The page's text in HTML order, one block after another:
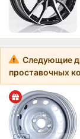
Следующие
проставочных